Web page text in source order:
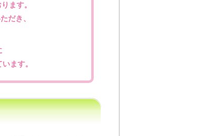
ます。
だき、
ます。